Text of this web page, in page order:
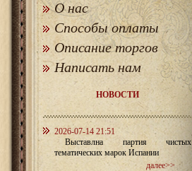
О нас
Способы оплаты
Описание торгов
Написать нам
НОВОСТИ
2026-07-14 21:51
Выставлна партия чистых
тематических марок Испании
далее>>